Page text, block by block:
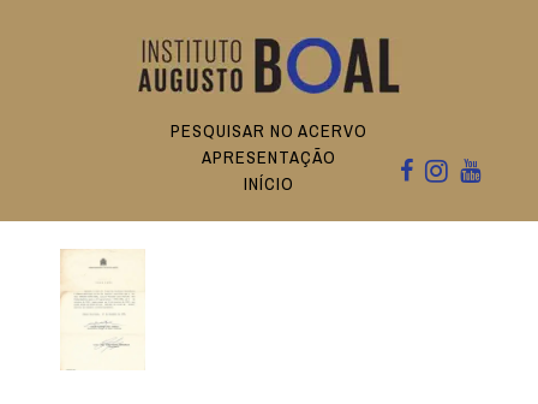
PESQUISAR NO ACERVO
APRESENTAÇÃO
INÍCIO